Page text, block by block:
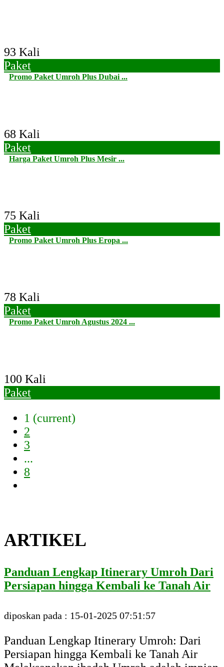
93 Kali
Paket
Promo Paket Umroh Plus Dubai ...
68 Kali
Paket
Harga Paket Umroh Plus Mesir ...
75 Kali
Paket
Promo Paket Umroh Plus Eropa ...
78 Kali
Paket
Promo Paket Umroh Agustus 2024 ...
100 Kali
Paket
1 (current)
2
3
...
8
ARTIKEL
Panduan Lengkap Itinerary Umroh Dari
Persiapan hingga Kembali ke Tanah Air
diposkan pada : 15-01-2025 07:51:57
Panduan Lengkap Itinerary Umroh: Dari
Persiapan hingga Kembali ke Tanah Air